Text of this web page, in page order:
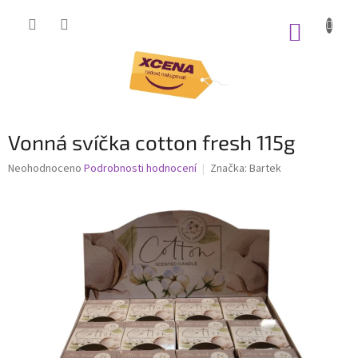
Vonná svíčka cotton fresh 115g
Průměrné
Neohodnoceno Podrobnosti hodnocení Značka: Bartek